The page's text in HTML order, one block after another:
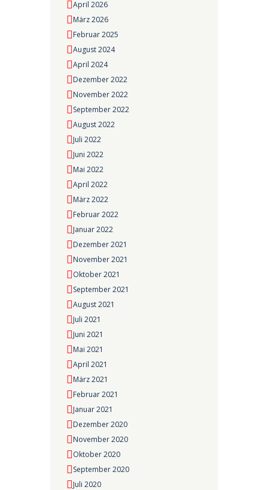
April 2026
März 2026
Februar 2025
August 2024
April 2024
Dezember 2022
November 2022
September 2022
August 2022
Juli 2022
Juni 2022
Mai 2022
April 2022
März 2022
Februar 2022
Januar 2022
Dezember 2021
November 2021
Oktober 2021
September 2021
August 2021
Juli 2021
Juni 2021
Mai 2021
April 2021
März 2021
Februar 2021
Januar 2021
Dezember 2020
November 2020
Oktober 2020
September 2020
Juli 2020